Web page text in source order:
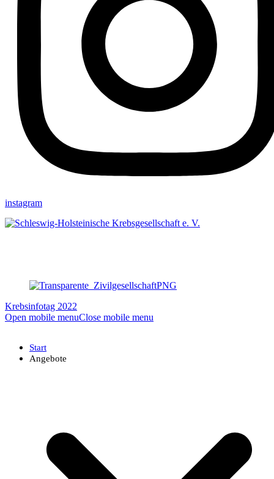
instagram
Krebsinfotag 2022
Open mobile menuClose mobile menu
Start
Angebote